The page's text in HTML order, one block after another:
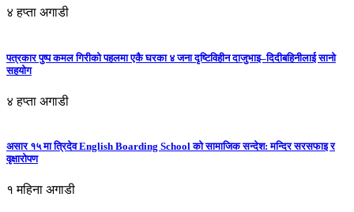
४ हप्ता अगाडी
पत्रकार पुष्प कमल गिरीको पहलमा एकै घरका ४ जना दृष्टिविहीन दाजुभाइ–दिदीबहिनीलाई सानो
सहयोग
४ हप्ता अगाडी
असार १५ मा त्रिदेव English Boarding School को सामाजिक सन्देश: मन्दिर सरसफाइ र
वृक्षारोपण
१ महिना अगाडी